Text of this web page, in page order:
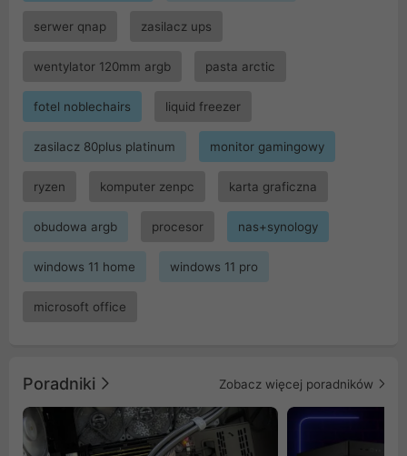
serwer qnap zasilacz ups
wentylator 120mm argb pasta arctic
fotel noblechairs liquid freezer
zasilacz 80plus platinum monitor gamingowy
ryzen komputer zenpc karta graficzna
obudowa argb procesor nas+synology
windows 11 home windows 11 pro
microsoft office
Poradniki Zobacz więcej poradników